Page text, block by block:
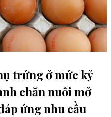
trứng ở mức kỷ
chăn nuôi mở
ứng nhu cầu